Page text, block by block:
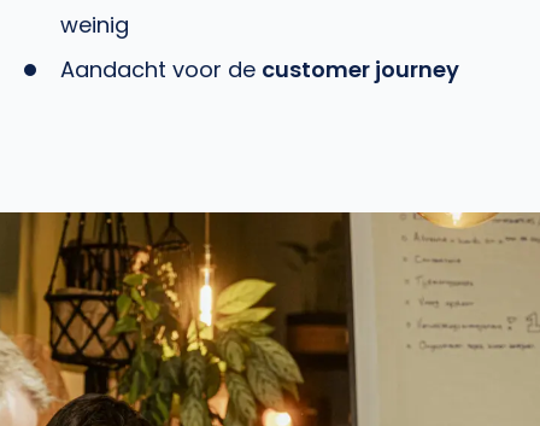
weinig
Aandacht voor de customer journey